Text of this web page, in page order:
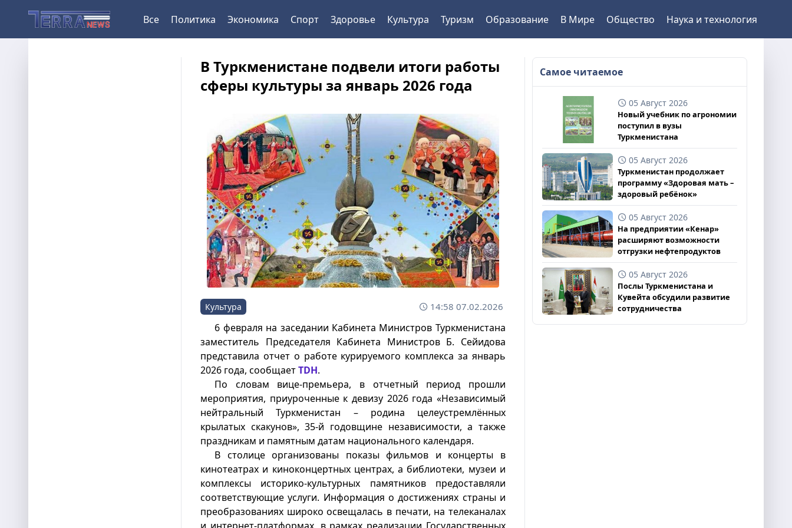
Все Политика Экономика Спорт Здоровье Культура Туризм Образование В Мире Общество Наука и технология
В Туркменистане подвели итоги работы
сферы культуры за январь 2026 года
Культура 14:58 07.02.2026
6 февраля на заседании Кабинета Министров Туркменистана
заместитель Председателя Кабинета Министров Б. Сейидова
представила отчет о работе курируемого комплекса за январь
2026 года, сообщаетTDH.
По словам вице-премьера, в отчетный период прошли
мероприятия, приуроченные к девизу 2026 года «Независимый
нейтральный Туркменистан – родина целеустремлённых
крылатых скакунов», 35-й годовщине независимости, а также
праздникам и памятным датам национального календаря.
В столице организованы показы фильмов и концерты в
кинотеатрах и киноконцертных центрах, а библиотеки, музеи и
комплексы историко-культурных памятников предоставляли
соответствующие услуги. Информация о достижениях страны и
преобразованиях широко освещалась в печати, на телеканалах
Самое читаемое
05 Август 2026
Новый учебник по агрономии
поступил в вузы
Туркменистана
05 Август 2026
Туркменистан продолжает
программу «Здоровая мать –
здоровый ребёнок»
05 Август 2026
На предприятии «Кенар»
расширяют возможности
отгрузки нефтепродуктов
05 Август 2026
Послы Туркменистана и
Кувейта обсудили развитие
сотрудничества